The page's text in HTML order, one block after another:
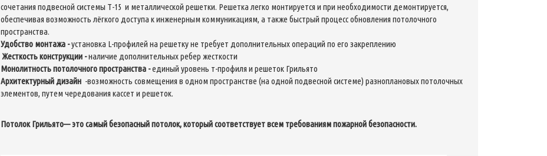
сочетания подвесной системы Т-15 и металлической решетки. Решетка легко монтируется и при необходимости демонтируется,
обеспечивая возможность лёгкого доступа к инженерным коммуникациям, а также быстрый процесс обновления потолочного
пространства.
Удобство монтажа -установка L-профилей на решетку не требует дополнительных операций по его закреплению
Жесткость конструкции -наличие дополнительных ребер жесткости
Монолитность потолочного пространства -единый уровень т-профиля и решеток Грильято
Архитектурный дизайн -возможность совмещения в одном пространстве (на одной подвесной системе) разноплановых потолочных
элементов, путем чередования кассет и решеток.
Потолок Грильято— это самый безопасный потолок, который соответствует всем требованиям пожарной безопасности.